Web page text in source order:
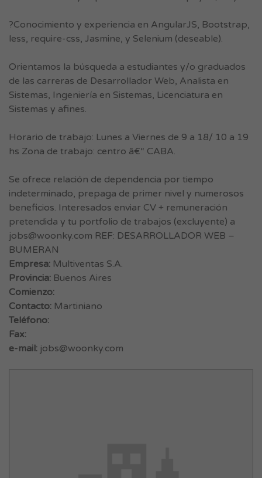
?Conocimiento y experiencia en AngularJS, Bootstrap,
less, require-css, Jasmine, y Selenium (deseable).
Orientamos la búsqueda a estudiantes y/o graduados
de las carreras de Desarrollador Web, Analista en
Sistemas, Ingeniería en Sistemas, Licenciatura en
Sistemas y afines.
Horario de trabajo: Lunes a Viernes de 9 a 18/ 10 a 19
hs Zona de trabajo: centro â€“ CABA.
Se ofrece relación de dependencia por tiempo
indeterminado, prepaga de primer nivel y numerosos
beneficios. Interesados enviar CV + remuneración
pretendida y tu portfolio de trabajos (excluyente) a
jobs@woonky.com REF: DESARROLLADOR WEB –
BUMERAN
Empresa: Multiventas S.A.
Provincia: Buenos Aires
Comienzo:
Contacto: Martiniano
Teléfono:
Fax:
e-mail: jobs@woonky.com